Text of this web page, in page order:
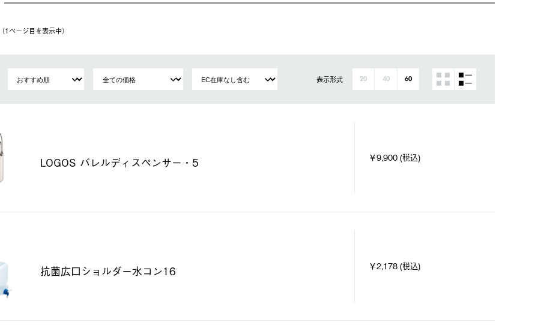
ページ⽬を表⽰中）
表示形式 20 40 60
LOGOS バレルディスペンサー・5 ￥9,900 (税込)
抗菌広口ショルダー水コン16 ￥2,178 (税込)